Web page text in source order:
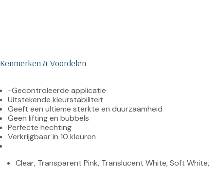
Kenmerken & Voordelen
-Gecontroleerde applicatie
Uitstekende kleurstabiliteit
Geeft een ultieme sterkte en duurzaamheid
Geen lifting en bubbels
Perfecte hechting
Verkrijgbaar in 10 kleuren
Clear, Transparent Pink, Translucent White, Soft White,